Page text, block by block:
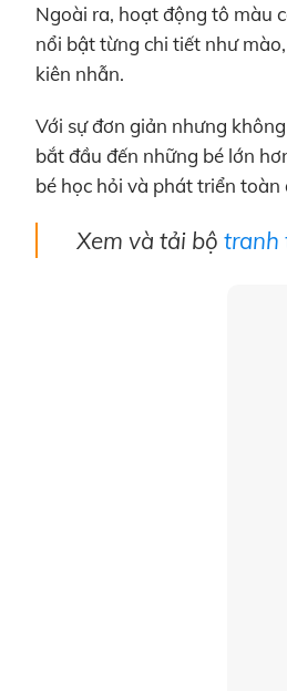
Ngoài ra, hoạt động tô màu
nổi bật từng chi tiết như
kiên nhẫn.
Với sự đơn giản nhưng
bắt đầu đến những bé lớn
bé học hỏi và phát triển
Xem và tải bộ tranh